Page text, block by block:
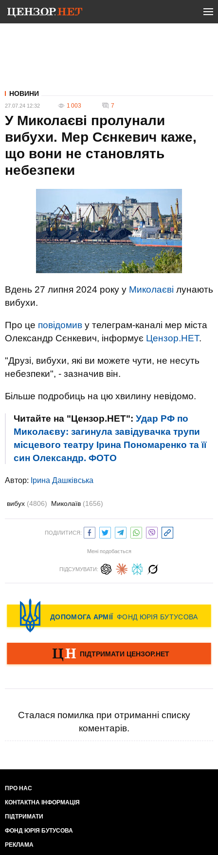
НОВИНИ
27.07.24 12:32 1 003 7
У Миколаєві пролунали
вибухи. Мер Сєнкевич каже,
що вони не становлять
небезпеки
Вдень 27 липня 2024 року у Миколаєві лунають
вибухи.
Про це повідомив у телеграм-каналі мер міста
Олександр Сєнкевич, інформує Цензор.НЕТ.
"Друзі, вибухи, які ви можете чути, не несуть
небезпеки", - зазначив він.
Більше подробиць на цю хвилину невідомо.
Читайте на "Цензор.НЕТ": Удар РФ по
Миколаєву: загинула завідувачка трупи
місцевого театру Ірина Пономаренко та її
син Олександр. ФОТО
Автор: Ірина Дашківська
вибух (4806) Миколаїв (1656)
ПОДІЛИТИСЯ:
Мені подобається
ПІДСУМУВАТИ:
Сталася помилка при отриманні списку
коментарів.
ПРО НАС
КОНТАКТНА ІНФОРМАЦІЯ
ПІДТРИМАТИ
ФОНД ЮРІЯ БУТУСОВА
РЕКЛАМА